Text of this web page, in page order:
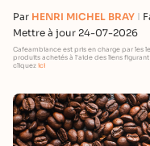
Par HENRI MICHEL BRAY
Mettre à jour 24-07-2026
Cafeambiance est pris en charge par les
produits achetés à l'aide des liens
cliquez ici